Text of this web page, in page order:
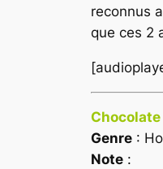
reconnus
que ces 2
Chocolate
Genre :
Note :